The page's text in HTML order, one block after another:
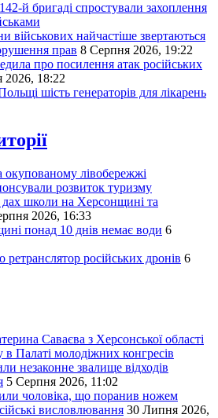
й бригаді спростували захоплення
військових найчастіше звертаються
прав 8 Серпня 2026, 19:22
про посилення атак російських
2026, 18:22
шість генераторів для лікарень
окупованому лівобережжі
розвиток туризму
школи на Херсонщині та
2026, 16:33
понад 10 днів немає води 6
російських дронів 6
Саваєва з Херсонської області
в Палаті молодіжних конгресів
незаконне звалище відходів
5 Серпня 2026, 11:02
чоловіка, що поранив ножем
висловлювання 30 Липня 2026,